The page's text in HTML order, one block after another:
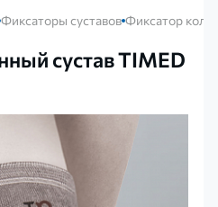
Фиксаторы суставов Фиксатор
сустав TIMED